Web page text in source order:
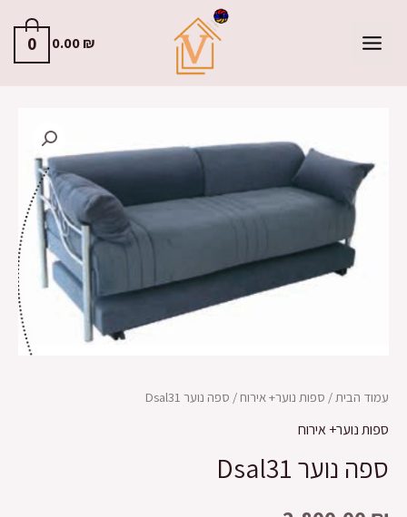
0.00₪
0
עמוד הבית/ ספות נוער+ אירוח/ ספה נוער Dsal31
ספות נוער+ אירוח
ספה נוער Dsal31